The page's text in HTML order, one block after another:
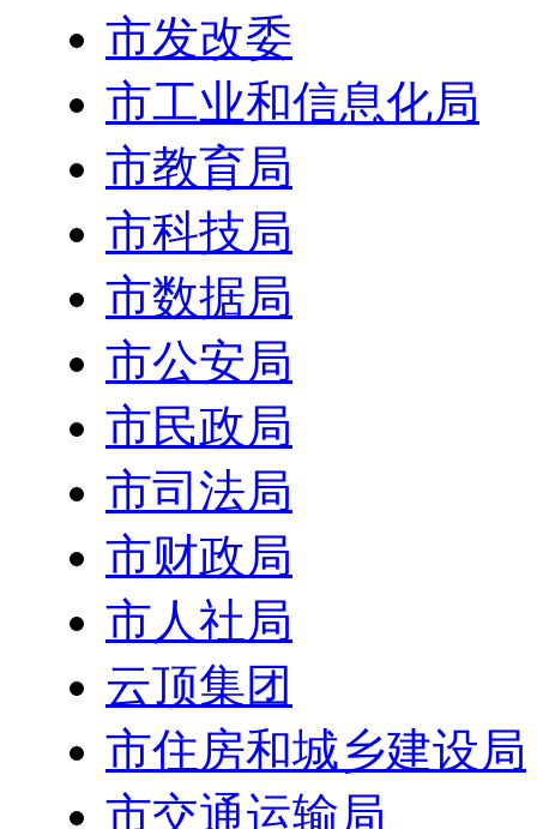
市发改委
市工业和信息化局
市教育局
市科技局
市数据局
市公安局
市民政局
市司法局
市财政局
市人社局
云顶集团
市住房和城乡建设局
市交通运输局